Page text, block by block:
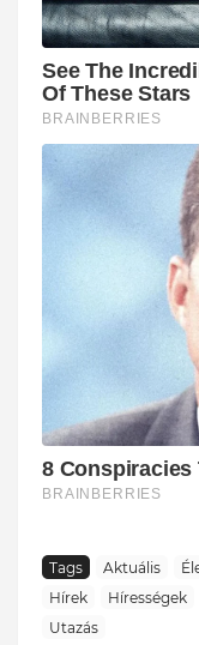
Tags Aktuális
Hírek
Hírességek
Utazás